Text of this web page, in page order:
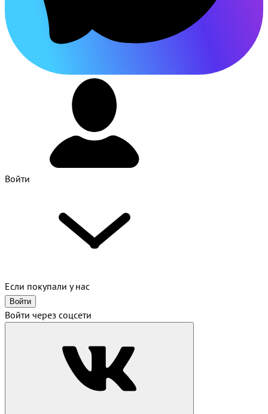
Войти
Если покупали у нас
Войти
Войти через соцсети